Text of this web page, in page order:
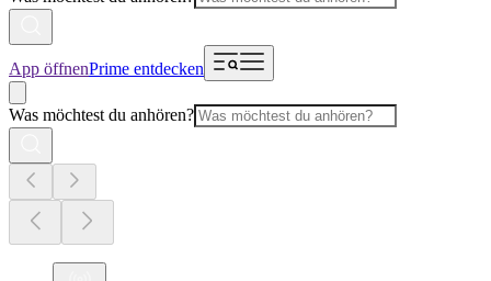
App öffnenPrime entdecken
Was möchtest du anhören?